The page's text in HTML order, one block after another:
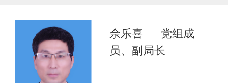
佘乐喜
党组成
员、副局长